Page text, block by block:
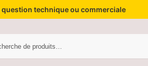
question technique ou commerciale